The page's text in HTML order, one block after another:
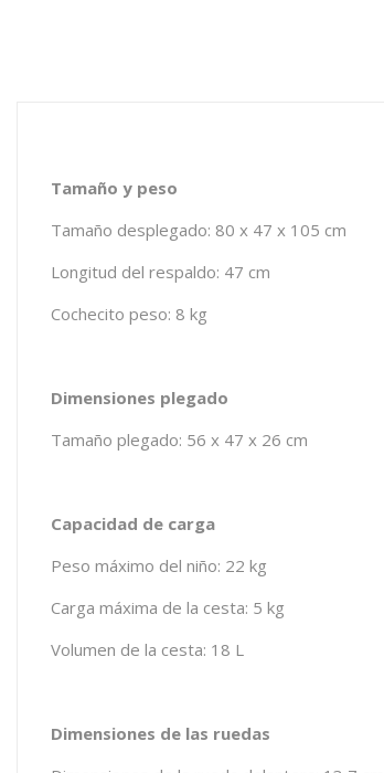
Tamaño y peso
Tamaño desplegado: 80 x 47 x 105 cm
Longitud del respaldo: 47 cm
Cochecito peso: 8 kg
Dimensiones plegado
Tamaño plegado: 56 x 47 x 26 cm
Capacidad de carga
Peso máximo del niño: 22 kg
Carga máxima de la cesta: 5 kg
Volumen de la cesta: 18 L
Dimensiones de las ruedas